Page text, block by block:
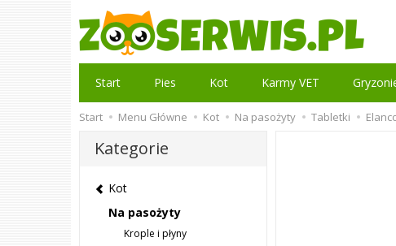
Start Pies Kot Karmy VET
Start Menu Główne Kot Na pasożyty Tabletki
Kategorie
Kot
Na pasożyty
Krople i płyny